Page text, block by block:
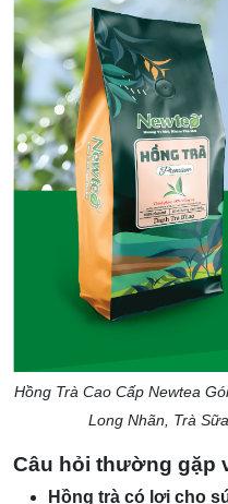
Hồng Trà Cao Cấp Newtea
Long Nhãn, Trà
Câu hỏi thường gặp
Hồng trà có lợi cho